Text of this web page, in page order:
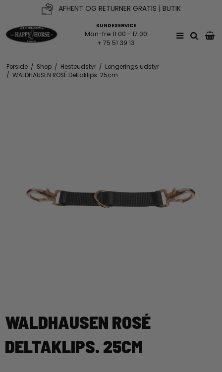
AFHENT OG RETURNER GRATIS | BUTIK
KUNDESERVICE
Man-fre 11.00 - 17.00
+ 75 51 39 13
Forside / Shop / Hesteudstyr / Longerings udstyr
/ WALDHAUSEN ROSÉ Deltaklips. 25cm
WALDHAUSEN ROSÉ
DELTAKLIPS. 25CM